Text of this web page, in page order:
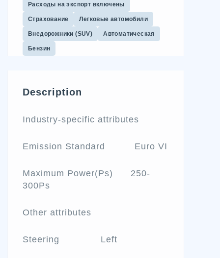
Расходы на экспорт включены
Страхование Легковые автомобили
Внедорожники (SUV) Автоматическая
Бензин
Description
Industry-specific attributes
Emission Standard Euro VI
Maximum Power(Ps) 250-
300Ps
Other attributes
Steering Left